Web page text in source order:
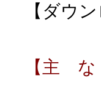
【ダウ
（解
【主